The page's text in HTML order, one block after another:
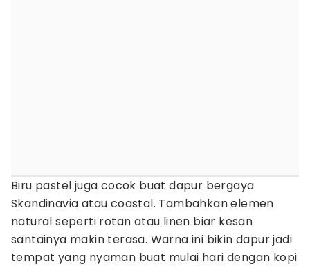
Biru pastel juga cocok buat dapur bergaya
Skandinavia atau coastal. Tambahkan elemen
natural seperti rotan atau linen biar kesan
santainya makin terasa. Warna ini bikin dapur jadi
tempat yang nyaman buat mulai hari dengan kopi